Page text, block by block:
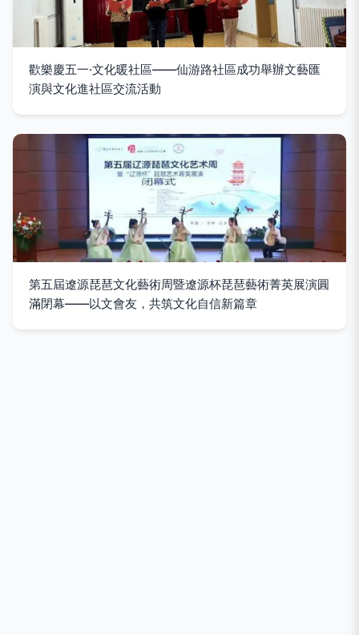
歡樂慶五一·文化暖社區——仙游路社區成功舉辦文藝匯
演與文化進社區交流活動
第五屆遼源琵琶文化藝術周暨遼源杯琵琶藝術菁英展演圓
滿閉幕——以文會友，共筑文化自信新篇章